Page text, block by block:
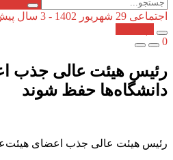
اجتماعی 29 شهریور 1402 - 3 سال پیش
0
دانشگاه‌ها حفظ شوند
رئیس هیئت عالی جذب اعضای هیئت‌علمی